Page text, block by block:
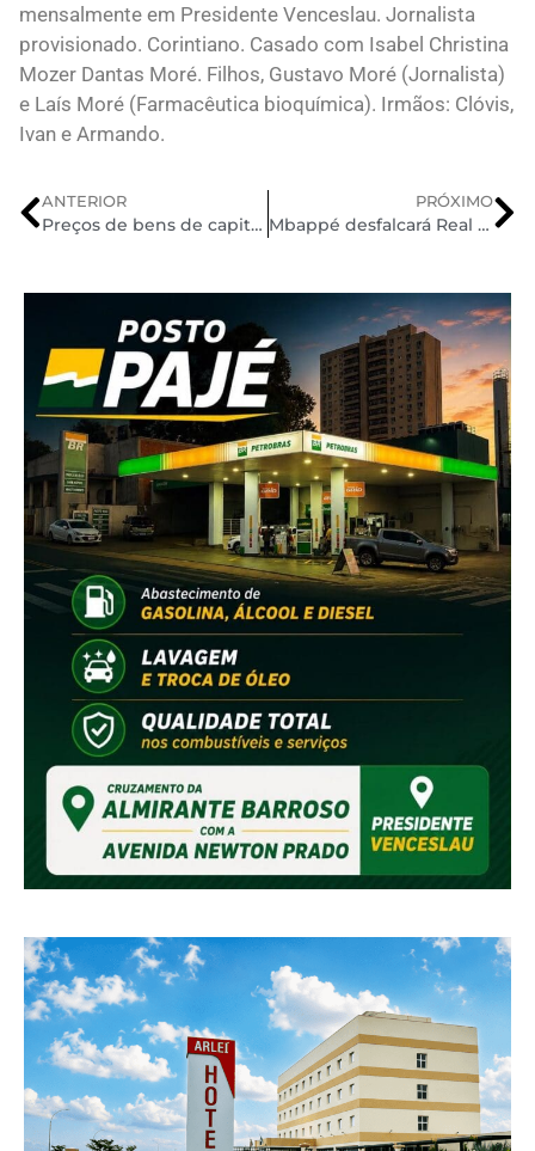
mensalmente em Presidente Venceslau. Jornalista
provisionado. Corintiano. Casado com Isabel Christina
Mozer Dantas Moré. Filhos, Gustavo Moré (Jornalista)
e Laís Moré (Farmacêutica bioquímica). Irmãos: Clóvis,
Ivan e Armando.
ANTERIOR
Preços de bens de capital sobem 1,40% no IPP de dezembro, afirma IBGE
PRÓXIMO
Mbappé desfalcará Real Madrid na Copa do Rei por lesão na panturrilha